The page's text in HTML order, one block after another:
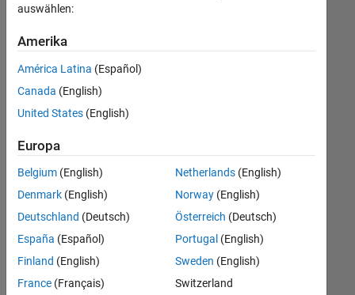
Program Management
Quality Engineering
Technical Writing
Derzeit
es
keine
offenen
Stellen,
Ihren
Suchkriterien
entsprechen.
können
die
Suchkriterien
weiter
fassen
auswählen:
Amerika
América Latina (Español)
Canada (English)
United States (English)
Europa
Belgium (English)
Denmark (English)
Deutschland (Deutsch)
España (Español)
Finland (English)
France (Français)
Netherlands(English)
Norway(English)
Österreich (Deutsch)
Portugal (English)
Sweden (English)
Switzerland